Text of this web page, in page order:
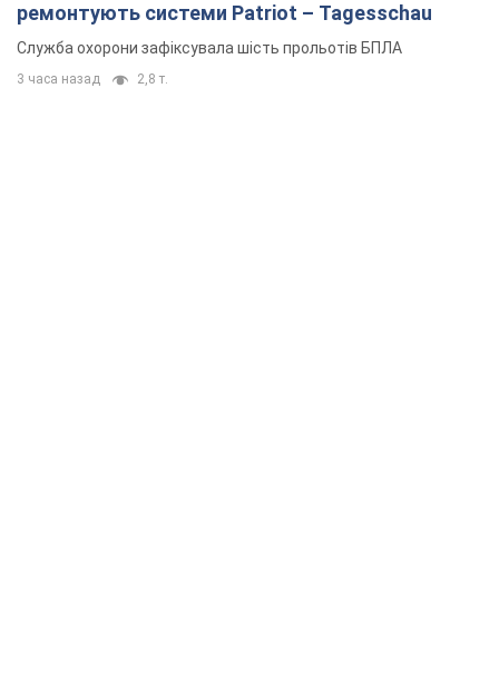
ремонтують системи Patriot – Tagesschau
Служба охорони зафіксувала шість прольотів БПЛА
3 часа назад 2,8 т.